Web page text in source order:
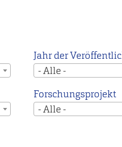
Jahr der
- Alle -
Forschungsprojekt
- Alle -